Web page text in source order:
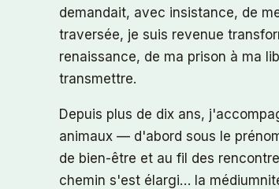
demandait, avec insistance, de
traversée, je suis revenue
renaissance, de ma prison à ma
transmettre.
Depuis plus de dix ans,
animaux — d'abord sous le
de bien-être et au fil des
chemin s'est élargi… la